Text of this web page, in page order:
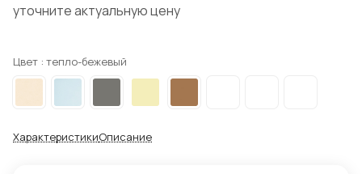
уточните актуальную цену
Цвет : тепло-бежевый
ХарактеристикиОписание